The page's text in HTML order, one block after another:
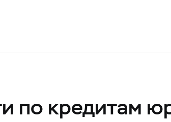
по кредитам